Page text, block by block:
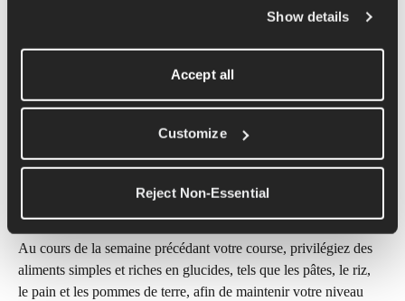
Show details
Accept all
Customize
Reject Non-Essential
fonctionné pour vous par le passé, n'hésitez pas à le faire à
nouveau. Dans le cas contraire, envisagez plutôt de faire
quelques exercices légers avec un rouleau en mousse ou des
pourrait également être une option.
Que devrais-je consommer la
veille d'un 10 km ?
Au cours de la semaine précédant votre course, privilégiez des
aliments simples et riches en glucides, tels que les pâtes, le riz,
le pain et les pommes de terre, afin de maintenir votre niveau